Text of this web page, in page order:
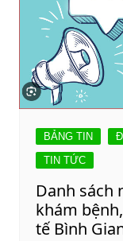
BẢNG TIN
TIN TỨC
Danh sách
khám
tế Bình